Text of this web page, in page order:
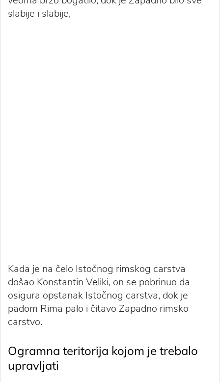
slabije i slabije,
Kada je na čelo Istočnog rimskog carstva
došao Konstantin Veliki, on se pobrinuo da
osigura opstanak Istočnog carstva, dok je
padom Rima palo i čitavo Zapadno rimsko
carstvo.
Ogramna teritorija kojom je trebalo
upravljati